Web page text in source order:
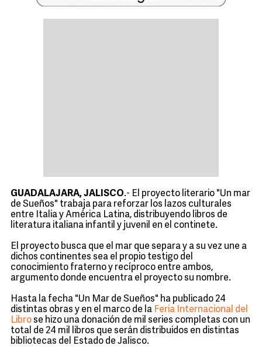
GUADALAJARA, JALISCO.- El proyecto literario "Un mar
de Sueños" trabaja para reforzar los lazos culturales
entre Italia y América Latina, distribuyendo libros de
literatura italiana infantil y juvenil en el continete.
El proyecto busca que el mar que separa y a su vez une a
dichos continentes sea el propio testigo del
conocimiento fraterno y recíproco entre ambos,
argumento donde encuentra el proyecto su nombre.
Hasta la fecha "Un Mar de Sueños" ha publicado 24
distintas obras y en el marco de la Feria Internacional del
Librose hizo una donación de mil series completas con un
total de 24 mil libros que serán distribuidos en distintas
bibliotecas del Estado de Jalisco.